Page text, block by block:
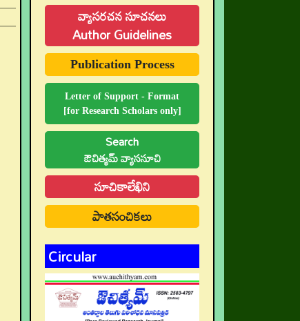
వ్యాసరచన సూచనలు
Author Guidelines
Publication Process
Letter of Support - Format
[for Research Scholars only]
Search
ఔచిత్యమ్ వ్యాససూచి
సూచికాలేఖిని
పాతసంచికలు
Circular